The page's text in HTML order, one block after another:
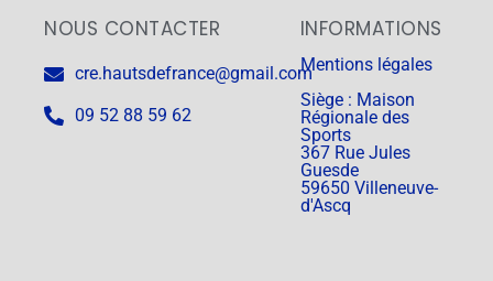
NOUS CONTACTER
cre.hautsdefrance@gmail.com
09 52 88 59 62
INFORMATIONS
Mentions légales
Siège : Maison
Régionale des
Sports
367 Rue Jules
Guesde
59650 Villeneuve-
d'Ascq